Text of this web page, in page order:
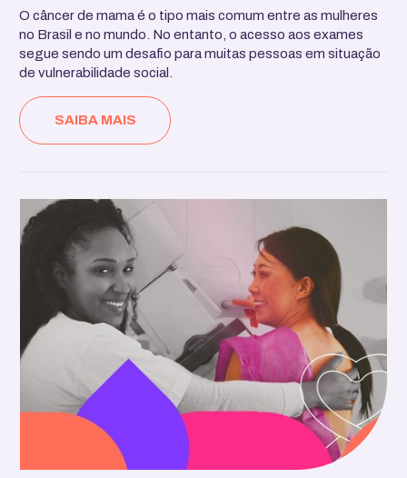
O câncer de mama é o tipo mais comum entre as mulheres
no Brasil e no mundo. No entanto, o acesso aos exames
segue sendo um desafio para muitas pessoas em situação
de vulnerabilidade social.
SAIBA MAIS